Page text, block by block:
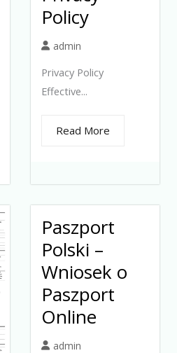
Policy
admin
Privacy Policy
Effective...
Read More
Paszport
Polski –
Wniosek o
Paszport
Online
admin